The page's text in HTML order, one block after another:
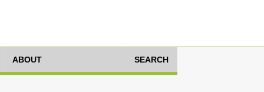
ABOUT SEARCH